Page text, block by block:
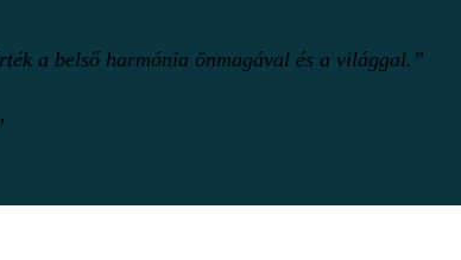
a belső harmónia önmagával és a világgal.”